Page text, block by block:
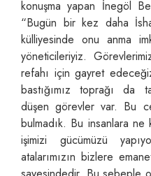
konuşma yapan İnegöl
“Bugün bir kez daha
külliyesinde onu anma
yöneticileriyiz.
refahı için gayret
bastığımız toprağı da
düşen görevler var. Bu
bulmadık. Bu insanlara
işimizi gücümüzü
atalarımızın bizlere